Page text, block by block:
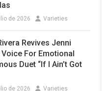
de 2026 Varieties
Revives Jenni
Voice For Emotional
Duet “If I Ain’t Got
de 2026 Varieties